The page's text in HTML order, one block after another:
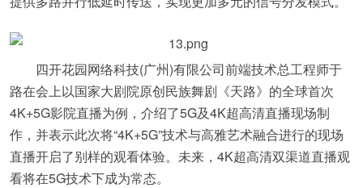
四开花园网络科技(广州)有限公司前端技术总工程师于
路在会上以国家大剧院原创民族舞剧《天路》的全球首次
4K+5G影院直播为例，介绍了5G及4K超高清直播现场制
作，并表示此次将“4K+5G”技术与高雅艺术融合进行的现场
直播开启了别样的观看体验。未来，4K超高清双渠道直播观
看将在5G技术下成为常态。